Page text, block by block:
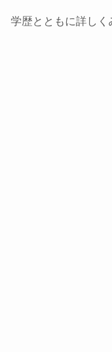
学歴とともに詳しく